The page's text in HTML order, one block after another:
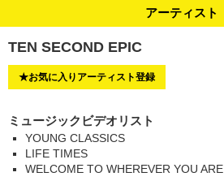
アーティスト
TEN SECOND EPIC
★お気に入りアーティスト登録
ミュージックビデオリスト
YOUNG CLASSICS
LIFE TIMES
WELCOME TO WHEREVER YOU ARE